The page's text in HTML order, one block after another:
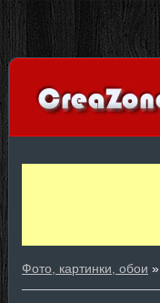
Фото, картинки, обои »